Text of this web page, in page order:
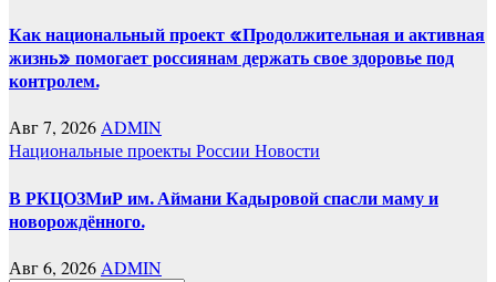
Как национальный проект «Продолжительная и активная
жизнь» помогает россиянам держать свое здоровье под
контролем.
Авг 7, 2026ADMIN
Национальные проекты России Новости
В РКЦОЗМиР им. Аймани Кадыровой спасли маму и
новорождённого.
Авг 6, 2026 ADMIN